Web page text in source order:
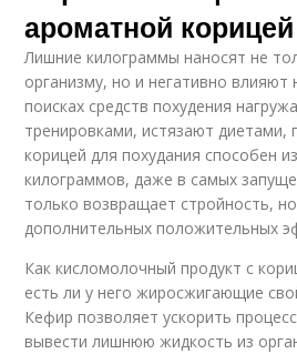
ароматной корицей
Лишние килограммы наносят не
организму, но и негативно влияют
поисках средств похудения
тренировками, истязают диетами,
корицей для похудания способен
килограммов, даже в самых
только возвращает стройность,
дополнительных положительных
Как кисломолочный продукт с
есть ли у него жиросжигающие
Кефир позволяет ускорить
вывести лишнюю жидкость из